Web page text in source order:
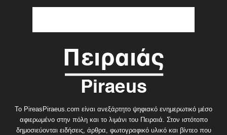
Το PireasPiraeus.com είναι ανεξάρτητο ψηφιακό ενημερωτικό μέσο
αφιερωμένο στην πόλη και το λιμάνι του Πειραιά. Στον ιστότοπο
δημοσιεύονται ειδήσεις, άρθρα, φωτογραφικό υλικό και βίντεο που